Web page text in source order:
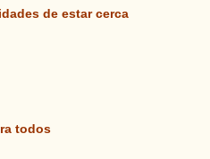
de estar cerca
todos